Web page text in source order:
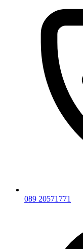
089 20571771